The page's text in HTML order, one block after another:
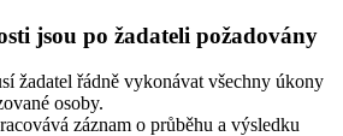
jsou po žadateli požadovány
žadatel řádně vykonávat všechny úkony
osoby.
záznam o průběhu a výsledku